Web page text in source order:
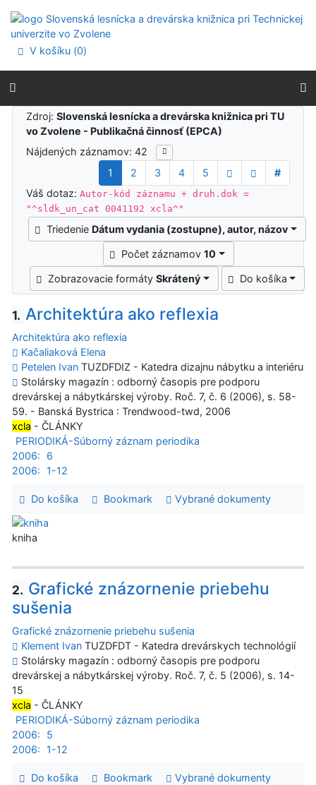
Prejsť na menu
Prehlásenie o webovej prístupnosti
V košíku (0)
Výsledky vyhľadávania
Zdroj:Slovenská lesnícka a drevárska knižnica pri TU
vo Zvolene - Publikačná činnosť (EPCA)
Nájdených záznamov: 42
1
2 3 4 5
#
Váš dotaz:Autor-kód záznamu + druh.dok =
"^sldk_un_cat 0041192 xcla^"
Triedenie Dátum vydania (zostupne), autor, názov
Počet záznamov10
Zobrazovacie formátySkrátený Do košíka
1. Architektúra ako reflexia
Architektúra ako reflexia
Kačaliaková Elena
Petelen Ivan TUZDFDIZ - Katedra dizajnu nábytku a interiéru
Stolársky magazín : odborný časopis pre podporu
drevárskej a nábytkárskej výroby. Roč. 7, č. 6 (2006), s. 58-
59. - Banská Bystrica : Trendwood-twd, 2006
xcla - ČLÁNKY
PERIODIKÁ-Súborný záznam periodika
2006:
6
2006:
1-12
Do košíka Bookmark Vybrané dokumenty
kniha
2. Grafické znázornenie priebehu
sušenia
Grafické znázornenie priebehu sušenia
Klement Ivan TUZDFDT - Katedra drevárskych technológií
Stolársky magazín : odborný časopis pre podporu
drevárskej a nábytkárskej výroby. Roč. 7, č. 5 (2006), s. 14-
15
xcla - ČLÁNKY
PERIODIKÁ-Súborný záznam periodika
2006:
5
2006:
1-12
Do košíka Bookmark Vybrané dokumenty